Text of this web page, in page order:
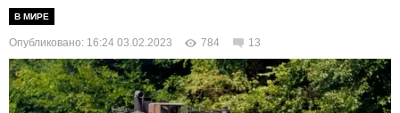
ПОЛИТИКА
ЭКОНОМИКА
В МИРЕ
Опубликовано: 16:24 03.02.2023 784 13